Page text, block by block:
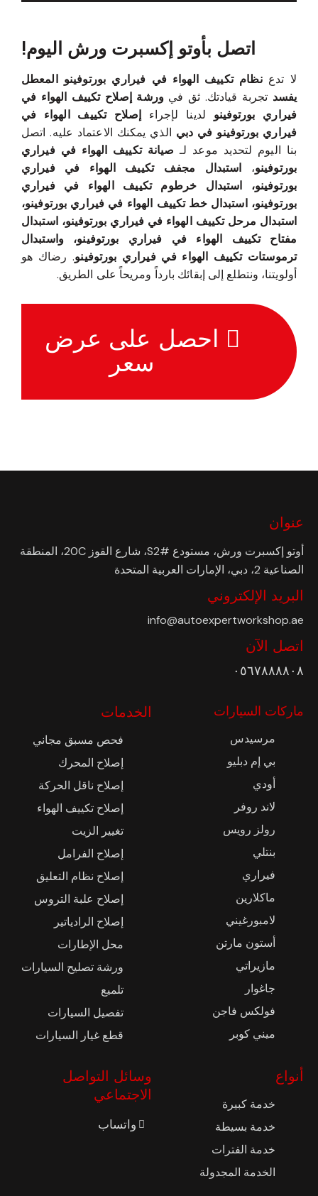
اتصل بأوتو إكسبرت ورش اليوم!
لا تدعنظام تكييف الهواء في فيراري بورتوفينو المعطل
يفسد تجربة قيادتك. ثق فيورشة إصلاح تكييف الهواء في
فيراري بورتوفينو لدينا لإجراء إصلاح تكييف الهواء في
فيراري بورتوفينو في دبي الذي يمكنك الاعتماد عليه. اتصل
بنا اليوم لتحديد موعد لـ صيانة تكييف الهواء في فيراري
بورتوفينو، استبدال مجفف تكييف الهواء في فيراري
بورتوفينو، استبدال خرطوم تكييف الهواء في فيراري
بورتوفينو، استبدال خط تكييف الهواء في فيراري بورتوفينو،
استبدال مرحل تكييف الهواء في فيراري بورتوفينو، استبدال
مفتاح تكييف الهواء في فيراري بورتوفينو، واستبدال
ترموستات تكييف الهواء في فيراري بورتوفينو. رضاك هو
أولويتنا، ونتطلع إلى إبقائك بارداً ومريحاً على الطريق.
احصل على عرض
سعر
عنوان
أوتو إكسبرت ورش، مستودع #S2، شارع القوز 20C، المنطقة
الصناعية 2، دبي، الإمارات العربية المتحدة
البريد الإلكتروني
info@autoexpertworkshop.ae
اتصل الآن
٠٥٦٧٨٨٨٨٠٨
ماركات السيارات
مرسيدس
بي إم دبليو
أودي
لاند روفر
رولز رويس
بنتلي
فيراري
ماكلارين
لامبورغيني
أستون مارتن
مازيراتي
جاغوار
فولكس فاجن
ميني كوبر
الخدمات
فحص مسبق مجاني
إصلاح المحرك
إصلاح ناقل الحركة
إصلاح تكييف الهواء
تغيير الزيت
إصلاح الفرامل
إصلاح نظام التعليق
إصلاح علبة التروس
إصلاح الرادياتير
محل الإطارات
ورشة تصليح السيارات
تلميع
تفصيل السيارات
قطع غيار السيارات
أنواع
خدمة كبيرة
خدمة بسيطة
خدمة الفترات
الخدمة المجدولة
وسائل التواصل
الاجتماعي
واتساب